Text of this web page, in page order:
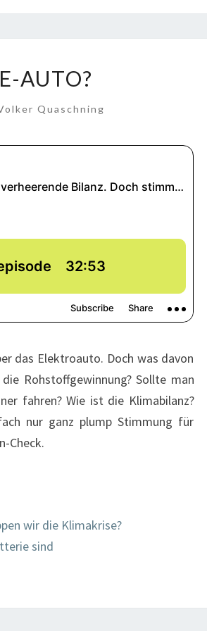
AUTO?
Quaschning
das Elektroauto. Doch was davon
Rohstoffgewinnung? Sollte man
fahren? Wie ist die Klimabilanz?
nur ganz plump Stimmung für
Check.
wir die Klimakrise?
sind